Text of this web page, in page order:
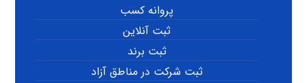
پروانه کسب
ثبت آنلاین
ثبت برند
ثبت شرکت در مناطق آزاد